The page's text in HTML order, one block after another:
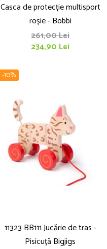
Casca de protecție multisport
roșie - Bobbi
261,00 Lei
234,90 Lei
-10%
11323 BB111 Jucărie de tras -
Pisicuță Bigjigs